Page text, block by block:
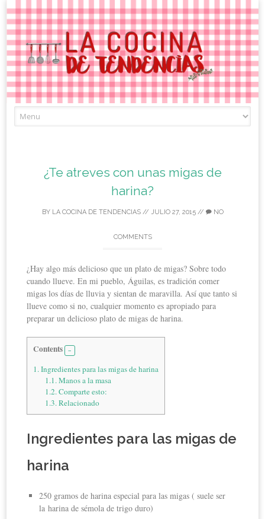
to
¿Te atreves con unas migas de
harina?
BY LA COCINA DE TENDENCIAS// JULIO 27, 2015// NO
COMMENTS
¿Hay algo más delicioso que un plato de migas? Sobre todo
cuando llueve. En mi pueblo, Águilas, es tradición comer
migas los días de lluvia y sientan de maravilla. Así que tanto si
llueve como si no, cualquier momento es apropiado para
preparar un delicioso plato de migas de harina.
Contents
1.Ingredientes para las migas de harina
1.1.Manos a la masa
1.2.Comparte esto:
1.3.Relacionado
Ingredientes para las migas de
harina
250 gramos de harina especial para las migas ( suele ser
la harina de sémola de trigo duro)